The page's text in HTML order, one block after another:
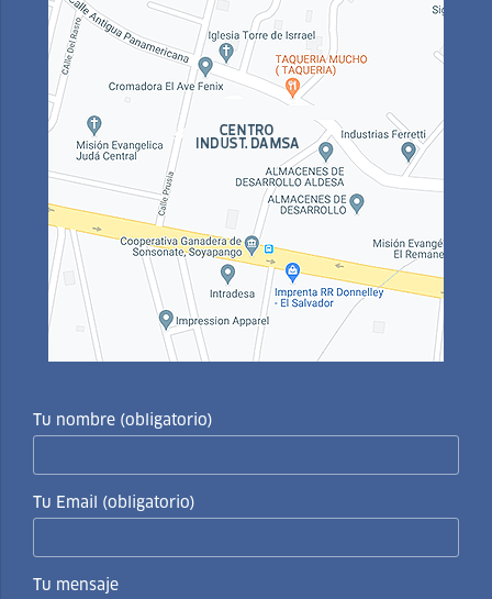
Tu nombre (obligatorio)
Tu Email (obligatorio)
Tu mensaje